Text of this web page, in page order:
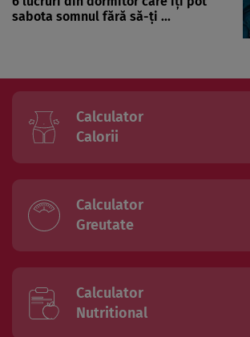
sabota somnul fără să-ți ...
Calculator
Calorii
Calculator
Greutate
Calculator
Nutritional